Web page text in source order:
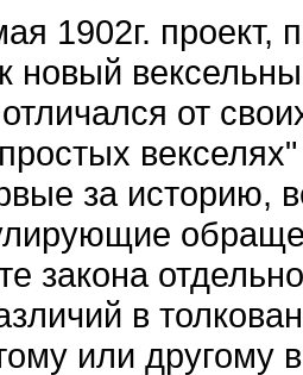
1902г.
новый
от
за историю,
закона
в
или другому